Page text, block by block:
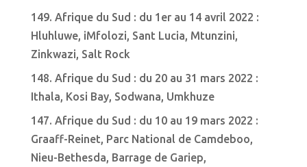
149. Afrique du Sud : du 1er au 14 avril 2022 :
Hluhluwe, iMfolozi, Sant Lucia, Mtunzini,
Zinkwazi, Salt Rock
148. Afrique du Sud : du 20 au 31 mars 2022 :
Ithala, Kosi Bay, Sodwana, Umkhuze
147. Afrique du Sud : du 10 au 19 mars 2022 :
Graaff-Reinet, Parc National de Camdeboo,
Nieu-Bethesda, Barrage de Gariep,